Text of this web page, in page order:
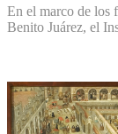
En el marco de los
Benito Juárez, el